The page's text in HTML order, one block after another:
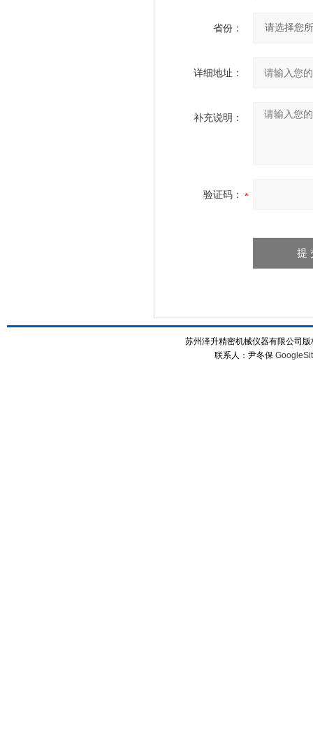
省份：
详细地址：
补充说明：
验证码：
苏州泽升精密机械仪器有限公司
联系人：尹冬保